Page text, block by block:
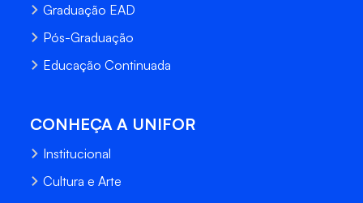
Graduação EAD
Pós-Graduação
Educação Continuada
CONHEÇA A UNIFOR
Institucional
Cultura e Arte